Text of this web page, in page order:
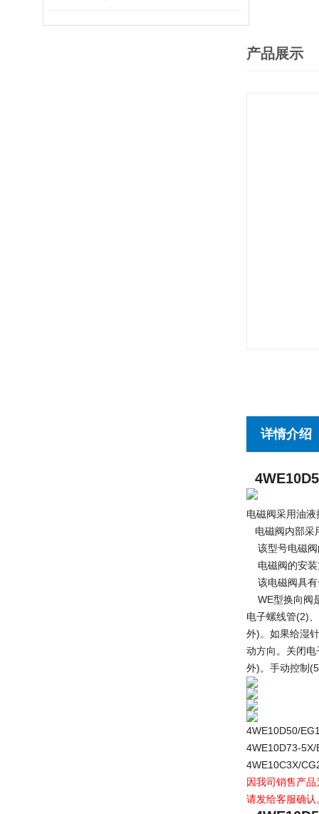
产品展示
详情介绍
电磁阀采用油
电磁阀内部采
该型号电磁阀
电磁阀的安装
该电磁阀具有
WE型换向阀
电子螺线管(2)
外)。如果给湿
动方向。关闭
外)。手动控制
4WE10D50/
4WE10D73-
4WE10C3X/
因我司销售产
请发给客服确